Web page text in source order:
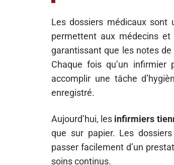
Les dossiers médicaux sont
permettent aux médecins
garantissant que les notes de
Chaque fois qu’un infirmier
accomplir une tâche
enregistré.
Aujourd’hui, les infirmiers
que sur papier. Les
passer facilement d’un
soins continus.